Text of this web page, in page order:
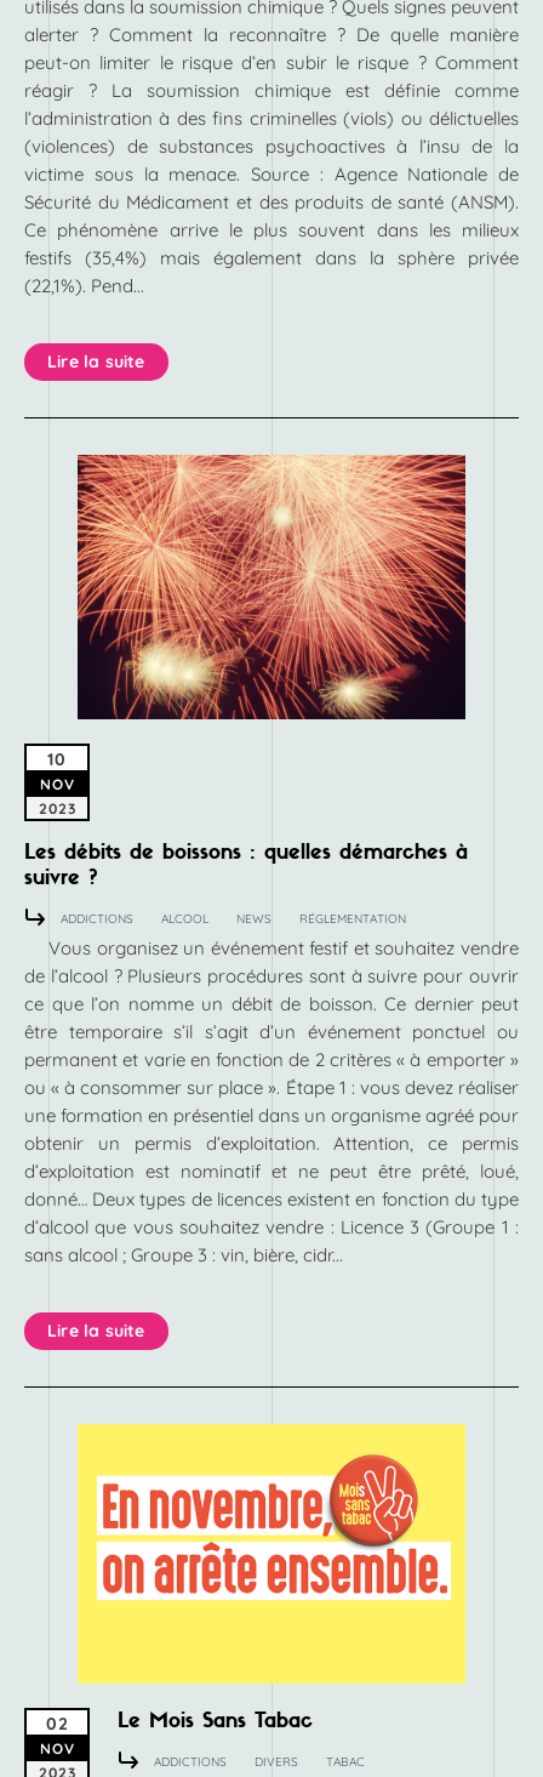
utilisés dans la soumission chimique ? Quels signes peuvent
alerter ? Comment la reconnaître ? De quelle manière
peut-on limiter le risque d’en subir le risque ? Comment
réagir ? La soumission chimique est définie comme
l’administration à des fins criminelles (viols) ou délictuelles
(violences) de substances psychoactives à l’insu de la
victime sous la menace. Source : Agence Nationale de
Sécurité du Médicament et des produits de santé (ANSM).
Ce phénomène arrive le plus souvent dans les milieux
festifs (35,4%) mais également dans la sphère privée
(22,1%). Pend...
Lire la suite
10
NOV
2023
Les débits de boissons : quelles démarches à
suivre ?
ADDICTIONS ALCOOL NEWS RÉGLEMENTATION
Vous organisez un événement festif et souhaitez vendre
de l’alcool ? Plusieurs procédures sont à suivre pour ouvrir
ce que l’on nomme un débit de boisson. Ce dernier peut
être temporaire s’il s’agit d’un événement ponctuel ou
permanent et varie en fonction de 2 critères « à emporter »
ou « à consommer sur place ». Étape 1 : vous devez réaliser
une formation en présentiel dans un organisme agréé pour
obtenir un permis d’exploitation. Attention, ce permis
d’exploitation est nominatif et ne peut être prêté, loué,
donné… Deux types de licences existent en fonction du type
d’alcool que vous souhaitez vendre : Licence 3 (Groupe 1 :
sans alcool ; Groupe 3 : vin, bière, cidr...
Lire la suite
02
NOV
2023
Le Mois Sans Tabac
ADDICTIONS DIVERS TABAC